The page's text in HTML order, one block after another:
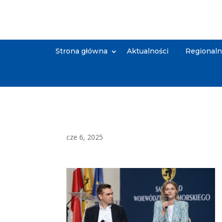
Strona główna Aktualności
cze 6, 2025